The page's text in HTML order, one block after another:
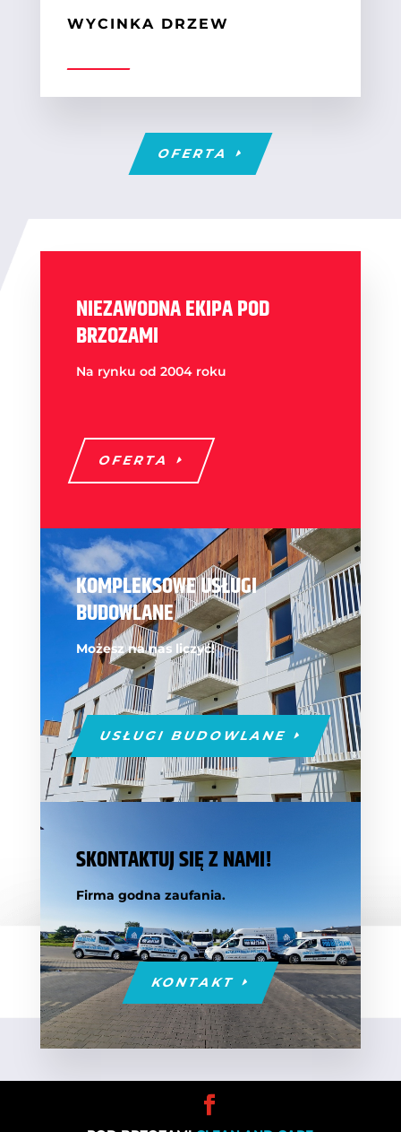
WYCINKA DRZEW
OFERTA
NIEZAWODNA EKIPA POD
BRZOZAMI
Na rynku od 2004 roku
OFERTA
KOMPLEKSOWE USŁUGI
BUDOWLANE
Możesz na nas liczyć!
USŁUGI BUDOWLANE
SKONTAKTUJ SIĘ Z NAMI!
Firma godna zaufania.
KONTAKT